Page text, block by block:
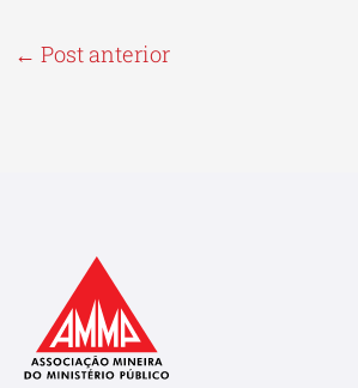
← Post anterior